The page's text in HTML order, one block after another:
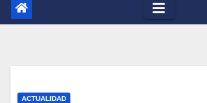
ACTUALIDAD